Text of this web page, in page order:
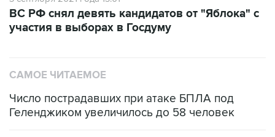
ВС РФ снял девять кандидатов от "Яблока" с
участия в выборах в Госдуму
САМОЕ ЧИТАЕМОЕ
Число пострадавших при атаке БПЛА под
Геленджиком увеличилось до 58 человек